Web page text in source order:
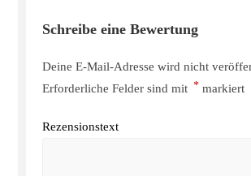
Schreibe eine Bewertung
Deine E-Mail-Adresse wird nicht
Erforderliche Felder sind mit * markiert
Rezensionstext